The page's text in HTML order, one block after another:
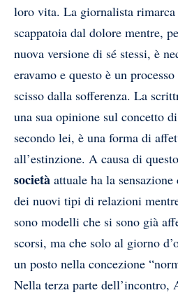
loro vita. La giornalista
scappatoia dal dolore mentre,
nuova versione di sé stessi, è
eravamo e questo è un
scisso dalla sofferenza. La
una sua opinione sul concetto
secondo lei, è una forma di
all’estinzione. A causa di
società attuale ha la
dei nuovi tipi di relazioni
sono modelli che si sono già
scorsi, ma che solo al giorno
un posto nella concezione
Nella terza parte dell’incontro,